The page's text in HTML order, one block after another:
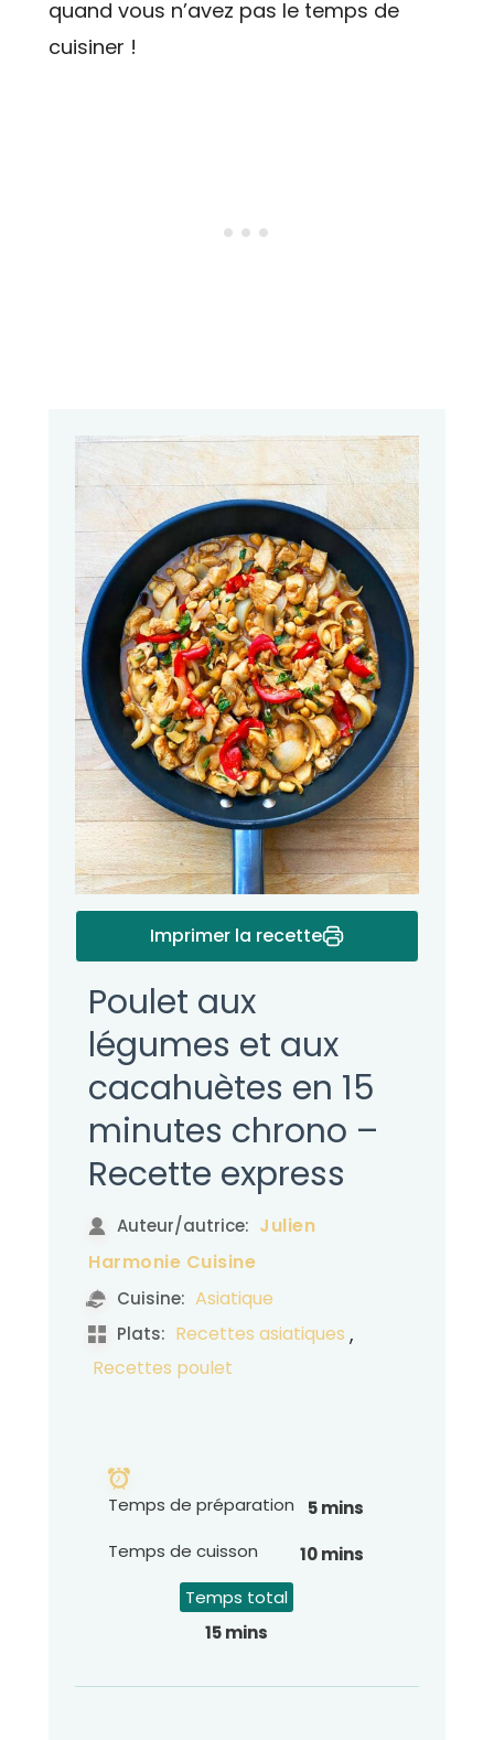
quand vous n’avez pas le temps de
cuisiner !
Imprimer la recette
Poulet aux
légumes et aux
cacahuètes en 15
minutes chrono –
Recette express
Auteur/autrice: Julien
Harmonie Cuisine
Cuisine: Asiatique
Plats: Recettes asiatiques ,
Recettes poulet
Temps de préparation
5 mins
Temps de cuisson
10 mins
Temps total
15 mins